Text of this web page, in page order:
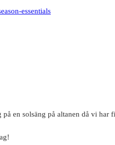
essentials
på en solsäng på altanen då vi har